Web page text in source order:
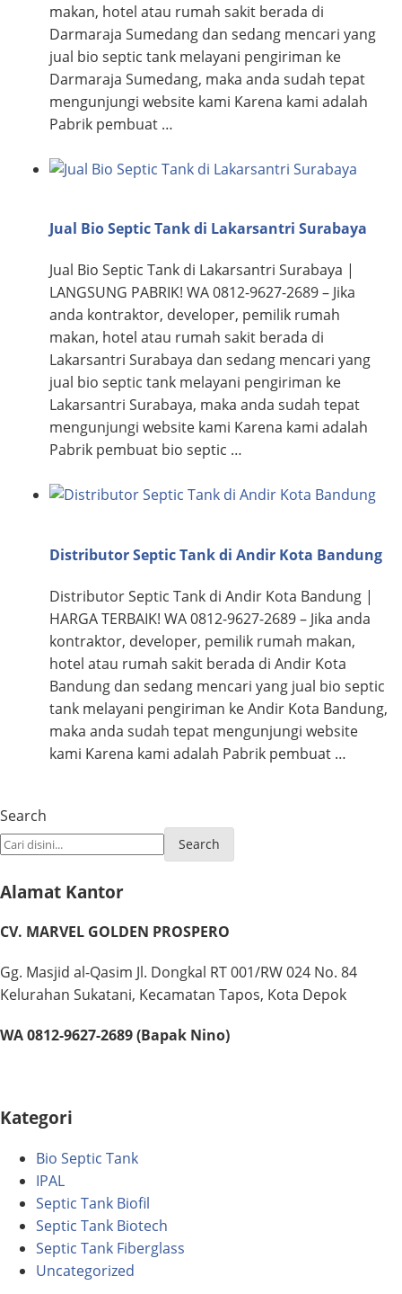
makan, hotel atau rumah sakit berada di
Darmaraja Sumedang dan sedang mencari yang
jual bio septic tank melayani pengiriman ke
Darmaraja Sumedang, maka anda sudah tepat
mengunjungi website kami Karena kami adalah
Pabrik pembuat …
Jual Bio Septic Tank di Lakarsantri Surabaya
Jual Bio Septic Tank di Lakarsantri Surabaya |
LANGSUNG PABRIK! WA 0812-9627-2689 – Jika
anda kontraktor, developer, pemilik rumah
makan, hotel atau rumah sakit berada di
Lakarsantri Surabaya dan sedang mencari yang
jual bio septic tank melayani pengiriman ke
Lakarsantri Surabaya, maka anda sudah tepat
mengunjungi website kami Karena kami adalah
Pabrik pembuat bio septic …
Distributor Septic Tank di Andir Kota Bandung
Distributor Septic Tank di Andir Kota Bandung |
HARGA TERBAIK! WA 0812-9627-2689 – Jika anda
kontraktor, developer, pemilik rumah makan,
hotel atau rumah sakit berada di Andir Kota
Bandung dan sedang mencari yang jual bio septic
tank melayani pengiriman ke Andir Kota Bandung,
maka anda sudah tepat mengunjungi website
kami Karena kami adalah Pabrik pembuat …
Search
Search
Alamat Kantor
CV. MARVEL GOLDEN PROSPERO
Gg. Masjid al-Qasim Jl. Dongkal RT 001/RW 024 No. 84
Kelurahan Sukatani, Kecamatan Tapos, Kota Depok
WA 0812-9627-2689 (Bapak Nino)
Kategori
Bio Septic Tank
IPAL
Septic Tank Biofil
Septic Tank Biotech
Septic Tank Fiberglass
Uncategorized